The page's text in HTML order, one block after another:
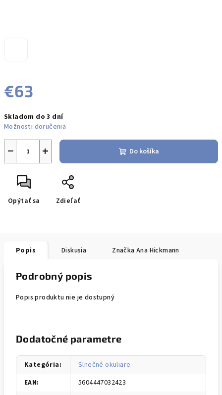
€63
cena:
Skladom do 3 dní
Možnosti doručenia
+
− Do košíka
Opýtať sa Zdieľať
Popis Diskusia Značka Ana Hickmann
Podrobný popis
Popis produktu nie je dostupný
Dodatočné parametre
Kategória:
Slnečné okuliare
EAN:
5604447032423